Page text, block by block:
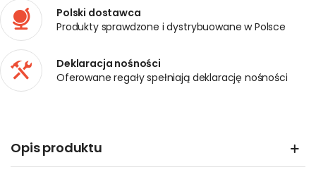
Polski dostawca
Produkty sprawdzone i dystrybuowane w Polsce
Deklaracja nośności
Oferowane regały spełniają deklarację nośności
Opis produktu